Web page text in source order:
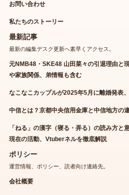
お問い合わせ
私たちのストーリー
最新記事
最新の編集デスク更新へ素早くアクセス。
元NMB48・SKE48 山田菜々の引退理由と
や家族関係、弟情報も含む
なこなこカップルが2025年5月に離婚発表
中信とは？京都中央信用金庫と中信地方の
「ねる」の漢字（寝る・弄る）の読み方と
現在の活動、Vtuberネルを徹底解説
ポリシー
運営情報、ポリシー、読者向け連絡先。
会社概要